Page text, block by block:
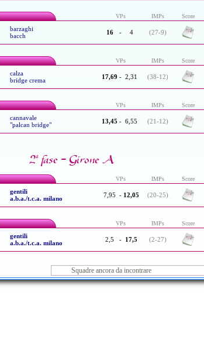
VPs IMPs Score
barzaghi
bacch
16 - 4 (27-9)
VPs IMPs Score
calza
bridge crema
17,69 - 2,31 (38-12)
VPs IMPs Score
cannavale
"palcan bridge"
13,45 - 6,55 (21-12)
2ª fase - Girone A
VPs IMPs Score
gentili
a.b.a./t.c.a. milano
7,95 - 12,05 (20-25)
VPs IMPs Score
gentili
a.b.a./t.c.a. milano
2,5 - 17,5 (2-27)